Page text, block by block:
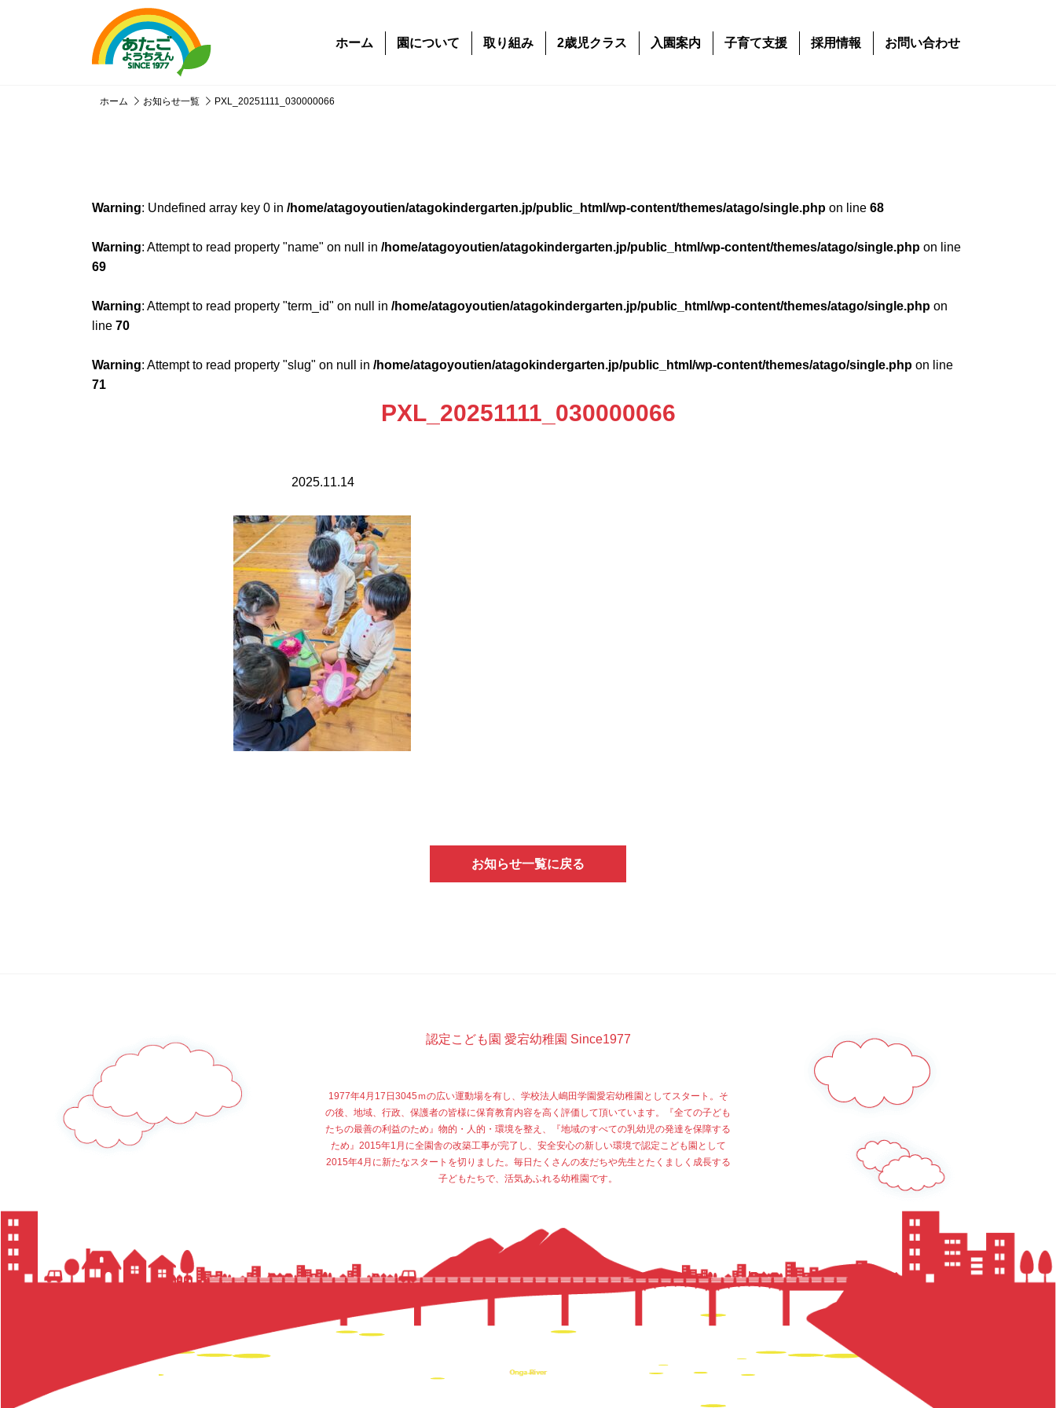
ホーム 園について 取り組み 2歳児クラス 入園案内 子育て支援 採用情報 お問い合わせ
ホーム お知らせ一覧 PXL_20251111_030000066
Warning: Undefined array key 0 in /home/atagoyoutien/atagokindergarten.jp/public_html/wp-content/themes/atago/single.php on line 68
Warning: Attempt to read property "name" on null in /home/atagoyoutien/atagokindergarten.jp/public_html/wp-content/themes/atago/single.php on line
69
Warning: Attempt to read property "term_id" on null in /home/atagoyoutien/atagokindergarten.jp/public_html/wp-content/themes/atago/single.php on
line 70
Warning: Attempt to read property "slug" on null in /home/atagoyoutien/atagokindergarten.jp/public_html/wp-content/themes/atago/single.php on line
71
PXL_20251111_030000066
2025.11.14
お知らせ一覧に戻る
認定こども園 愛宕幼稚園 Since1977
1977年4月17日3045ｍの広い運動場を有し、学校法人嶋田学園愛宕幼稚園としてスタート。そ
の後、地域、行政、保護者の皆様に保育教育内容を高く評価して頂いています。『全ての子ども
たちの最善の利益のため』物的・人的・環境を整え、『地域のすべての乳幼児の発達を保障する
ため』2015年1月に全園舎の改築工事が完了し、安全安心の新しい環境で認定こども園として
2015年4月に新たなスタートを切りました。毎日たくさんの友だちや先生とたくましく成長する
子どもたちで、活気あふれる幼稚園です。